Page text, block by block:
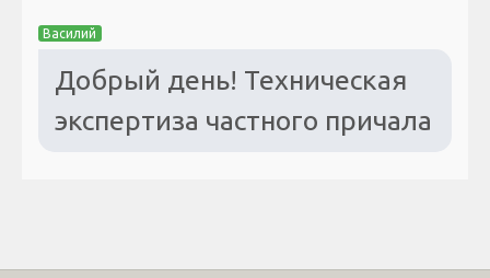
Василий
Добрый день! Техническая
экспертиза частного причала